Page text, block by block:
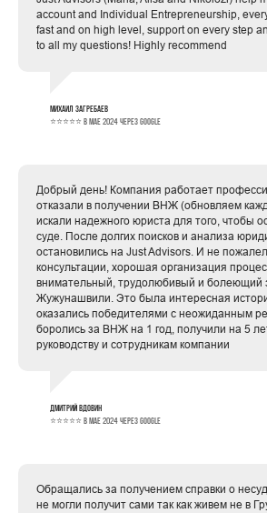
account and Individual Entrepreneurship,
fast and on high level, support on every step
to all my questions! Highly recommend
Михаил Загребаев
⭐⭐⭐⭐⭐ в мае 2024 через Google
Добрый день! Компания работает
отказали в получении ВНЖ (обновляем
искали надежного юриста для того, чтобы
суде. После долгих поисков и анализа
остановились на Just Advisors. И не
консультации, хорошая организация
внимательный, трудолюбивый и болеющий
Жужунашвили. Это была интересная
оказались победителями с неожиданным
боролись за ВНЖ на 1 год, получили на 5
руководству и сотрудникам компании
Дмитрий Вдовин
⭐⭐⭐⭐⭐ в мае 2024 через Google
Обращались за получением справки о
не могли получит сами так как живем не в